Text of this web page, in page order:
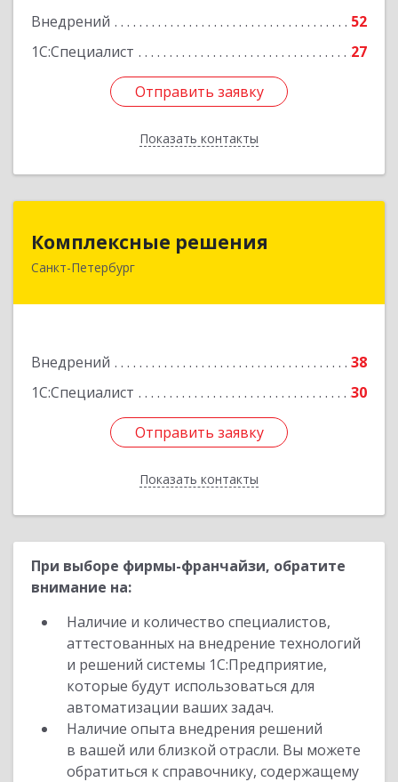
Внедрений
52
1С:Специалист
27
Отправить заявку
Показать контакты
Отправить заявку
Назад
Комплексные решения
Санкт-Петербург
Внедрений
38
1С:Специалист
30
Отправить заявку
Показать контакты
194044, Санкт-Петербург г, Беловодский пер,
Отправить заявку
Назад
При выборе фирмы-франчайзи, обратите
внимание на:
Наличие и количество специалистов,
аттестованных на внедрение технологий
и решений системы 1С:Предприятие,
которые будут использоваться для
автоматизации ваших задач.
Наличие опыта внедрения решений
в вашей или близкой отрасли. Вы можете
обратиться к справочнику, содержащему